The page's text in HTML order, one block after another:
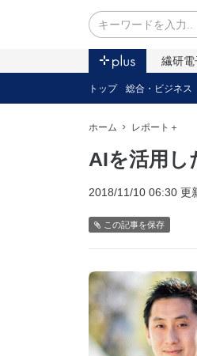
繊研電
トップ 総合・ビジネス
ホーム レポート＋
AIを活用し
2018/11/10 06:30 更
この記事を保存